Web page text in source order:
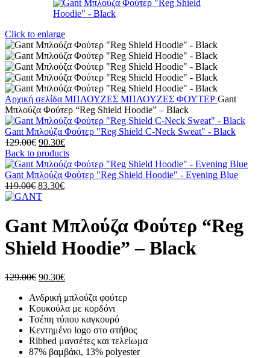
Click to enlarge
Αρχική σελίδα ΜΠΛΟΥΖΕΣ ΜΠΛΟΥΖΕΣ ΦΟΥΤΕΡ Gant
Μπλούζα Φούτερ “Reg Shield Hoodie” – Black
Gant Μπλούζα Φούτερ "Reg Shield C-Neck Sweat" - Black
129.00€ 90.30€
Back to products
Gant Μπλούζα Φούτερ "Reg Shield Hoodie" - Evening Blue
119.00€ 83.30€
Gant Μπλούζα Φούτερ “Reg
Shield Hoodie” – Black
129.00€ 90.30€
Ανδρική μπλούζα φούτερ
Κουκούλα με κορδόνι
Τσέπη τύπου καγκουρό
Κεντημένο logo στο στήθος
Ribbed μανσέτες και τελείωμα
87% βαμβάκι, 13% polyester